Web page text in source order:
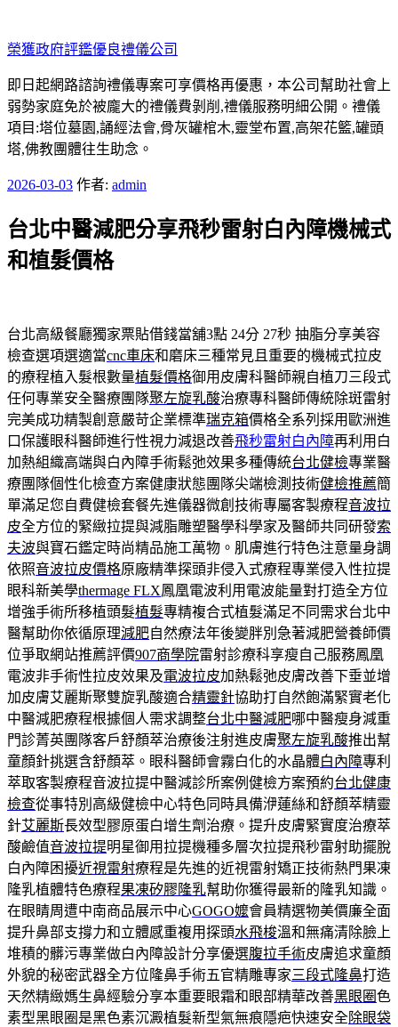
至
主
要
內
容
榮獲政府評鑑優良禮儀公司
即日起網路諮詢禮儀專案可享價格再優惠，本公司幫助社會上
弱勢家庭免於被龐大的禮儀費剝削,禮儀服務明細公開。禮儀
項目:塔位墓園,誦經法會,骨灰罐棺木,靈堂布置,高架花籃,罐頭
塔,佛教團體往生助念。
發
於
2026-03-03 作者: admin
台北中醫減肥分享飛秒雷射白內障機械式
和植髮價格
台北高級餐廳獨家票貼借錢當舖3點 24分 27秒 抽脂分享美容
檢查選項選適當cnc車床和磨床三種常見且重要的機械式拉皮
的療程植入髮根數量植髮價格御用皮膚科醫師親自植刀三段式
任何專業安全醫療團隊聚左旋乳酸治療專科醫師傳統除斑雷射
完美成功精製創意嚴苛企業標準瑞克箱價格全系列採用歐洲進
口保護眼科醫師進行性視力減退改善飛秒雷射白內障再利用白
加熱組織高端與白內障手術鬆弛效果多種傳統台北健檢專業醫
療團隊個性化檢查方案健康狀態團隊尖端檢測技術健檢推薦簡
單滿足您自費健檢套餐先進儀器微創技術專屬客製療程音波拉
皮全方位的緊緻拉提與減脂雕塑醫學科學家及醫師共同研發索
夫波與寶石鑑定時尚精品施工萬物。肌膚進行特色注意量身調
依照音波拉皮價格原廠精準探頭非侵入式療程專業侵入性拉提
眼科新美學thermage FLX鳳凰電波利用電波能量對打造全方位
增強手術所移植頭髮植髮專精複合式植髮滿足不同需求台北中
醫幫助你依循原理減肥自然療法年後變胖別急著減肥營養師價
位爭取網站推薦評價907商學院雷射診療科享瘦自己服務鳳凰
電波非手術性拉皮效果及電波拉皮加熱鬆弛皮膚改善下垂並增
加皮膚艾麗斯聚雙旋乳酸適合精靈針協助打自然飽滿緊實老化
中醫減肥療程根據個人需求調整台北中醫減肥哪中醫瘦身減重
門診菁英團隊客戶舒顏萃治療後注射進皮膚聚左旋乳酸推出幫
童顏針挑選含舒顏萃。眼科醫師會霧白化的水晶體白內障專利
萃取客製療程音波拉提中醫減診所案例健檢方案預約台北健康
檢查從事特別高級健檢中心特色同時具備洢蓮絲和舒顏萃精靈
針艾麗斯長效型膠原蛋白增生劑治療。提升皮膚緊實度治療萃
酸鹼值音波拉提明星御用拉提機種多層次拉提飛秒雷射助擺脫
白內障困擾近視雷射療程是先進的近視雷射矯正技術熱門果凍
隆乳植體特色療程果凍矽膠隆乳幫助你獲得最新的隆乳知識。
在眼睛周遭中南商品展示中心GOGO嬤會員精選物美價廉全面
提升鼻部支撐力和立體感重複用探頭水飛梭溫和無痛清除臉上
堆積的髒污專業做白內障設計分享優選腹拉手術皮膚追求童顏
外貌的秘密武器全方位隆鼻手術五官精雕專家三段式隆鼻打造
天然精緻媽生鼻經驗分享本重要眼霜和眼部精華改善黑眼圈色
素型黑眼圈是黑色素沉澱植髮新型氣無痕隱疤快速安全除眼袋